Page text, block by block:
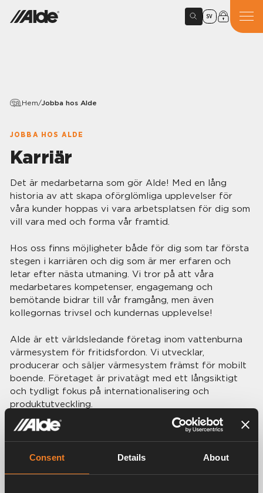
Consent Details About
SV
Hem/Jobba hos Alde
JOBBA HOS ALDE
Karriär
Det är medarbetarna som gör Alde! Med en lång
historia av att skapa oförglömliga upplevelser för
våra kunder hoppas vi vara arbetsplatsen för dig som
vill vara med och forma vår framtid.
Hos oss finns möjligheter både för dig som tar första
stegen i karriären och dig som är mer erfaren och
letar efter nästa utmaning. Vi tror på att våra
medarbetares kompetenser, engagemang och
bemötande bidrar till vår framgång, men även
kollegornas trivsel och kundernas upplevelse!
Alde är ett världsledande företag inom vattenburna
värmesystem för fritidsfordon. Vi utvecklar,
producerar och säljer värmesystem främst för mobilt
boende. Företaget är privatägt med ett långsiktigt
och tydligt fokus på internationalisering och
produktutveckling.
På vårt huvudkontor i Färlöv i Sverige, på samma
plats där det en gång startade, sker all utveckling och
tillverkning av våra värmesystem. Det är något vi är